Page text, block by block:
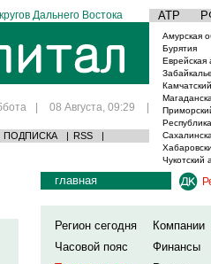
Дальнего Востока АТР
| 08 Августа, 09:29 |
ПОДПИСКА | RSS |
Амурская
Бурятия
Еврейская
Чукотский
главная
Регион сегодня
Компании
Часовой пояс
Финансы